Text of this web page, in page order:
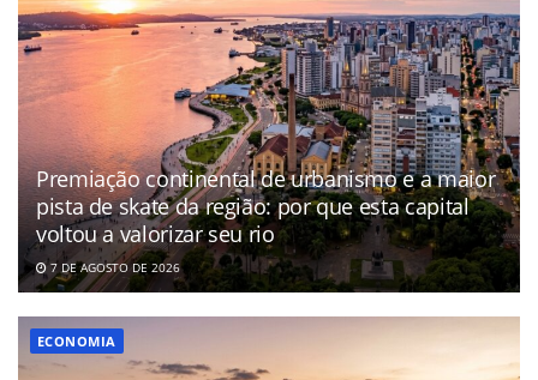
Premiação continental de urbanismo e a maior
pista de skate da região: por que esta capital
voltou a valorizar seu rio
7 DE AGOSTO DE 2026
ECONOMIA